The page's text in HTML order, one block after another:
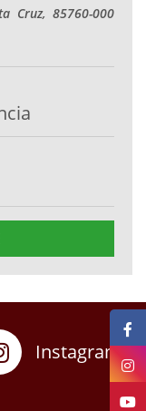
Cruz, 85760-000
Instagram